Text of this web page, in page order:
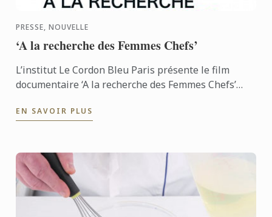
PRESSE, NOUVELLE
‘A la recherche des Femmes Chefs’
L’institut Le Cordon Bleu Paris présente le film
documentaire ‘A la recherche des Femmes Chefs’
coins de la ...
EN SAVOIR PLUS